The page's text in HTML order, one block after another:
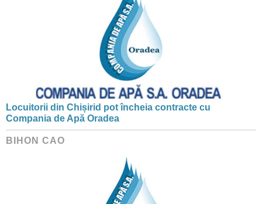
Locuitorii din Chișirid pot încheia contracte cu
Compania de Apă Oradea
BIHON CAO